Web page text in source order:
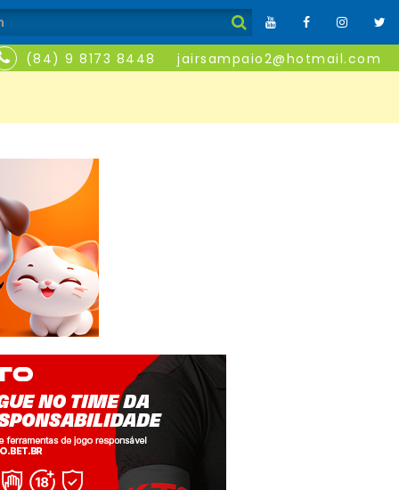
(84) 9 8173 8448 jairsampaio2@hotmail.com